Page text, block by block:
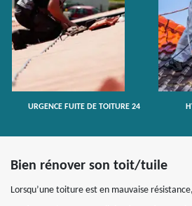
URGENCE FUITE DE TOITURE 24
Bien rénover son toit/tuile
Lorsqu’une toiture est en mauvaise